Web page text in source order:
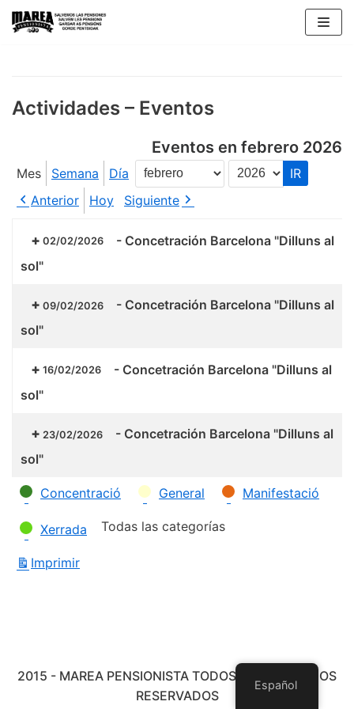
Saltar
Actividades – Eventos
Eventos en febrero 2026
Mes Semana Día
Mes
Año
Anterior
Hoy Siguiente
02/02/2026 - Concetración Barcelona "Dilluns al
sol"
09/02/2026 - Concetración Barcelona "Dilluns al
sol"
16/02/2026 - Concetración Barcelona "Dilluns al
sol"
23/02/2026 - Concetración Barcelona "Dilluns al
sol"
Categorías
Concentració General Manifestació
Xerrada Todas las categorías
Imprimir
2015 - MAREA PENSIONISTA TODOS LOS DERECHOS
RESERVADOS
Español